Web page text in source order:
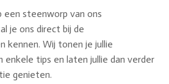
een steenworp van ons
je ons direct bij de
kennen. Wij tonen je jullie
enkele tips en laten jullie dan verder
genieten.